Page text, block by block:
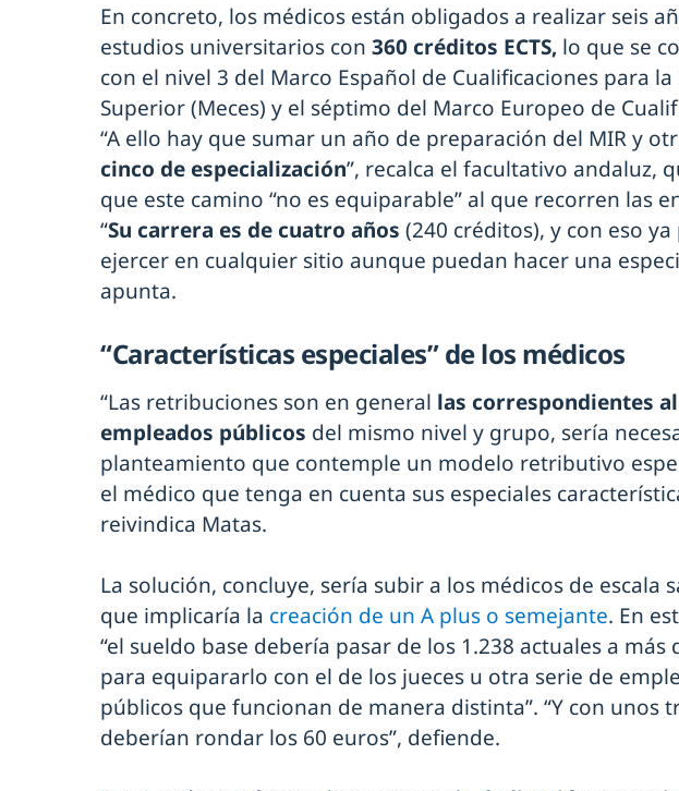
En concreto, los médicos están obligados a realizar seis
estudios universitarios con 360 créditos ECTS, lo que se
con el nivel 3 del Marco Español de Cualificaciones para la
Superior (Meces) y el séptimo del Marco Europeo de
“A ello hay que sumar un año de preparación del MIR y
cinco de especialización”, recalca el facultativo andaluz,
que este camino “no es equiparable” al que recorren las
“Su carrera es de cuatro años (240 créditos), y con eso
ejercer en cualquier sitio aunque puedan hacer una
apunta.
“Características especiales” de los médicos
“Las retribuciones son en general las correspondientes
empleados públicos del mismo nivel y grupo, sería
planteamiento que contemple un modelo retributivo
el médico que tenga en cuenta sus especiales
reivindica Matas.
La solución, concluye, sería subir a los médicos de escala
que implicaría la creación de un A plus o semejante. En
“el sueldo base debería pasar de los 1.238 actuales a más
para equipararlo con el de los jueces u otra serie de
públicos que funcionan de manera distinta”. “Y con unos
deberían rondar los 60 euros”, defiende.